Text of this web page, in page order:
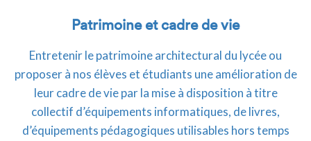
Patrimoine et cadre de vie
Entretenir le patrimoine architectural du lycée ou
proposer à nos élèves et étudiants une amélioration de
leur cadre de vie par la mise à disposition à titre
collectif d’équipements informatiques, de livres,
d’équipements pédagogiques utilisables hors temps